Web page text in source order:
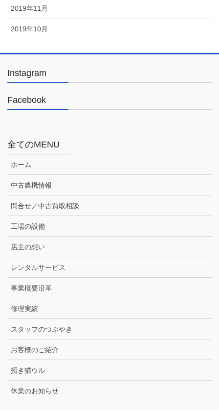
2019年11月
2019年10月
Instagram
Facebook
全てのMENU
ホーム
中古農機情報
問合せ／中古買取相談
工場の設備
店主の想い
レンタルサービス
事業概要沿革
修理実績
スタッフのつぶやき
お客様のご紹介
招き猫ウル
休業のお知らせ